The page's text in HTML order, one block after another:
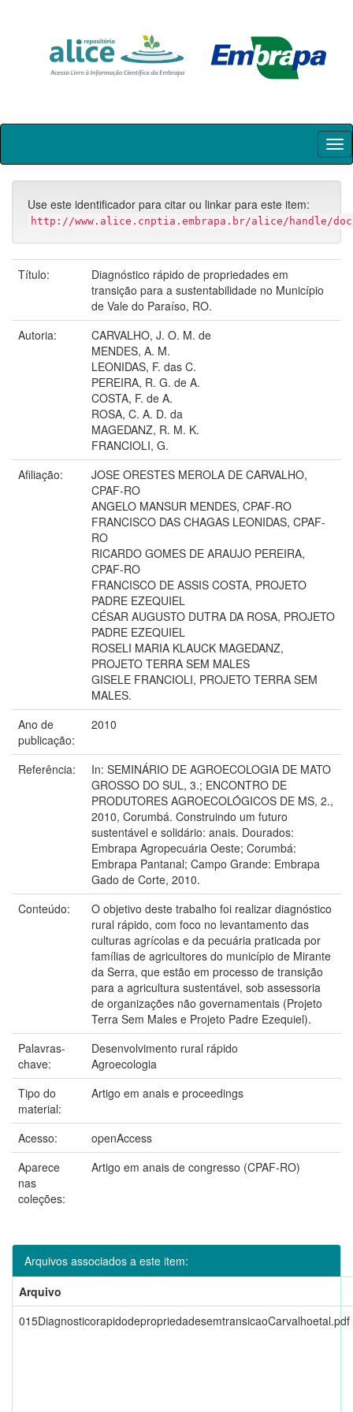
Skip
Use este identificador para citar ou linkar para este item:
http://www.alice.cnptia.embrapa.br/alice/handle/
Título:
Diagnóstico rápido de propriedades em
transição para a sustentabilidade no Município
de Vale do Paraíso, RO.
Autoria:
CARVALHO, J. O. M. de
MENDES, A. M.
LEONIDAS, F. das C.
PEREIRA, R. G. de A.
COSTA, F. de A.
ROSA, C. A. D. da
MAGEDANZ, R. M. K.
FRANCIOLI, G.
Afiliação:
JOSE ORESTES MEROLA DE CARVALHO,
CPAF-RO
ANGELO MANSUR MENDES, CPAF-RO
FRANCISCO DAS CHAGAS LEONIDAS, CPAF-
RO
RICARDO GOMES DE ARAUJO PEREIRA,
CPAF-RO
FRANCISCO DE ASSIS COSTA, PROJETO
PADRE EZEQUIEL
CÉSAR AUGUSTO DUTRA DA ROSA, PROJETO
PADRE EZEQUIEL
ROSELI MARIA KLAUCK MAGEDANZ,
PROJETO TERRA SEM MALES
GISELE FRANCIOLI, PROJETO TERRA SEM
MALES.
Ano de
publicação:
2010
Referência:
In: SEMINÁRIO DE AGROECOLOGIA DE MATO
GROSSO DO SUL, 3.; ENCONTRO DE
PRODUTORES AGROECOLÓGICOS DE MS, 2.,
2010, Corumbá. Construindo um futuro
sustentável e solidário: anais. Dourados:
Embrapa Agropecuária Oeste; Corumbá:
Embrapa Pantanal; Campo Grande: Embrapa
Gado de Corte, 2010.
Conteúdo:
O objetivo deste trabalho foi realizar diagnóstico
rural rápido, com foco no levantamento das
culturas agrícolas e da pecuária praticada por
famílias de agricultores do município de Mirante
da Serra, que estão em processo de transição
para a agricultura sustentável, sob assessoria
de organizações não governamentais (Projeto
Terra Sem Males e Projeto Padre Ezequiel).
Palavras-
chave:
Desenvolvimento rural rápido
Agroecologia
Tipo do
material:
Artigo em anais e proceedings
Acesso:
openAccess
Aparece
nas
coleções:
Artigo em anais de congresso (CPAF-RO)
Arquivos associados a este item:
Arquivo
015DiagnosticorapidodepropriedadesemtransicaoCarvalhoetal.pdf